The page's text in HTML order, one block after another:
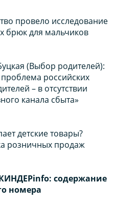
провело исследование
брюк для мальчиков
(Выбор родителей):
проблема российских
– в отсутствии
канала сбыта»
детские товары?
розничных продаж
содержание
номера